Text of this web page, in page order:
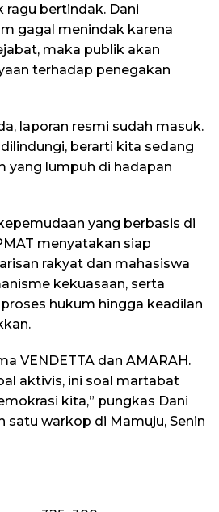
ragu bertindak. Dani
gagal menindak karena
maka publik akan
terhadap penegakan
laporan resmi sudah masuk.
berarti kita sedang
yang lumpuh di hadapan
yang berbasis di
menyatakan siap
rakyat dan mahasiswa
kekuasaan, serta
hukum hingga keadilan
VENDETTA dan AMARAH.
aktivis, ini soal martabat
kita,” pungkas Dani
satu warkop di Mamuju, Senin